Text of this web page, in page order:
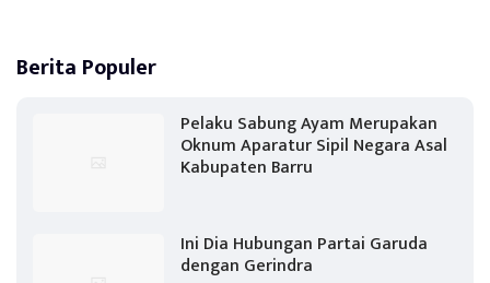
Berita Populer
Pelaku Sabung Ayam Merupakan
Oknum Aparatur Sipil Negara Asal
Kabupaten Barru
Ini Dia Hubungan Partai Garuda
dengan Gerindra